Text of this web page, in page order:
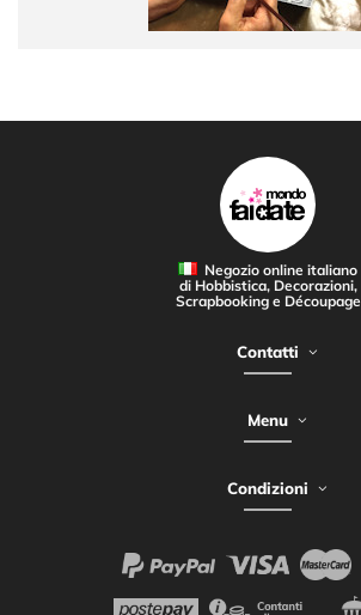
Negozio online italiano
di Hobbistica, Decorazioni,
Scrapbooking e Découpage
Contatti
Menu
Condizioni